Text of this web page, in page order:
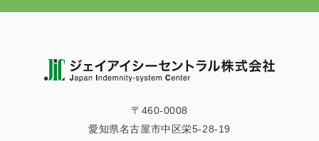
〒460-0008
愛知県名古屋市中区栄5-28-19